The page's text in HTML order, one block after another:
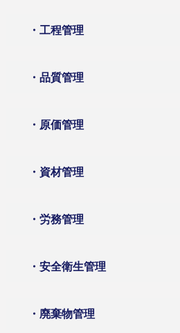
・工程管理
・品質管理
・原価管理
・資材管理
・労務管理
・安全衛生管理
・廃棄物管理